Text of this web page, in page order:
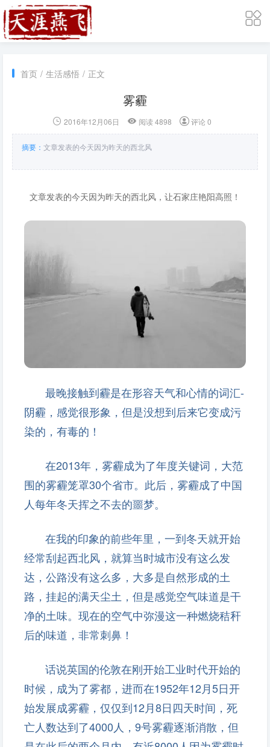
首页 / 生活感悟 / 正文
雾霾
2016年12月06日 阅读 4898 评论 0
摘要： 文章发表的今天因为昨天的西北风
文章发表的今天因为昨天的西北风，让石家庄艳阳高照！
最晚接触到霾是在形容天气和心情的词汇-
阴霾，感觉很形象，但是没想到后来它变成污
染的，有毒的！
在2013年，雾霾成为了年度关键词，大范
围的雾霾笼罩30个省市。此后，雾霾成了中国
人每年冬天挥之不去的噩梦。
在我的印象的前些年里，一到冬天就开始
经常刮起西北风，就算当时城市没有这么发
达，公路没有这么多，大多是自然形成的土
路，挂起的满天尘土，但是感觉空气味道是干
净的土味。现在的空气中弥漫这一种燃烧秸秆
后的味道，非常刺鼻！
话说英国的伦敦在刚开始工业时代开始的
时候，成为了雾都，进而在1952年12月5日开
始发展成雾霾，仅仅到12月8日四天时间，死
亡人数达到了4000人，9号雾霾逐渐消散，但